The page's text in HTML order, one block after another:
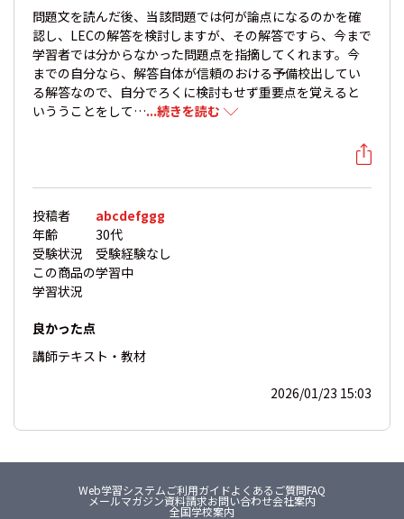
問題文を読んだ後、当該問題では何が論点になるのかを確
認し、LECの解答を検討しますが、その解答ですら、今まで
学習者では分からなかった問題点を指摘してくれます。今
までの自分なら、解答自体が信頼のおける予備校出してい
る解答なので、自分でろくに検討もせず重要点を覚えると
いううことをして…...続きを読む
投稿者
abcdefggg
年齢
30代
受験状況
受験経験なし
この商品の
学習状況
学習中
良かった点
講師テキスト・教材
2026/01/23 15:03
Web学習システムご利用ガイドよくあるご質問FAQ
メールマガジン資料請求お問い合わせ会社案内
全国学校案内